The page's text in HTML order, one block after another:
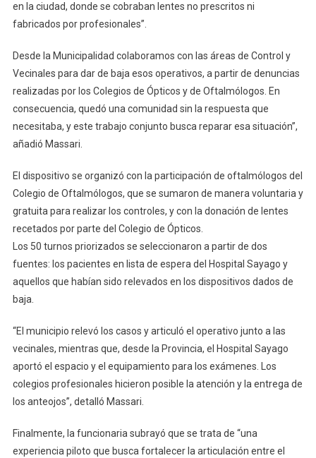
Vecinos
Lentes
Recetados
en la ciudad, donde se cobraban lentes no prescritos ni
fabricados por profesionales”.
Desde la Municipalidad colaboramos con las áreas de Control y
Vecinales para dar de baja esos operativos, a partir de denuncias
realizadas por los Colegios de Ópticos y de Oftalmólogos. En
consecuencia, quedó una comunidad sin la respuesta que
necesitaba, y este trabajo conjunto busca reparar esa situación”,
añadió Massari.
El dispositivo se organizó con la participación de oftalmólogos del
Colegio de Oftalmólogos, que se sumaron de manera voluntaria y
gratuita para realizar los controles, y con la donación de lentes
recetados por parte del Colegio de Ópticos.
Los 50 turnos priorizados se seleccionaron a partir de dos
fuentes: los pacientes en lista de espera del Hospital Sayago y
aquellos que habían sido relevados en los dispositivos dados de
baja.
“El municipio relevó los casos y articuló el operativo junto a las
vecinales, mientras que, desde la Provincia, el Hospital Sayago
aportó el espacio y el equipamiento para los exámenes. Los
colegios profesionales hicieron posible la atención y la entrega de
los anteojos”, detalló Massari.
Finalmente, la funcionaria subrayó que se trata de “una
experiencia piloto que busca fortalecer la articulación entre el